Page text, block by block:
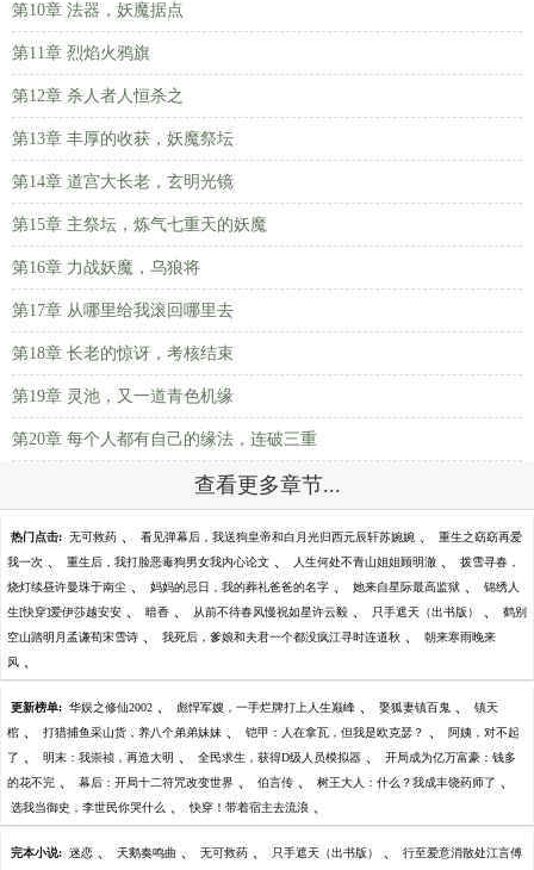
第10章 法器，妖魔据点
第11章 烈焰火鸦旗
第12章 杀人者人恒杀之
第13章 丰厚的收获，妖魔祭坛
第14章 道宫大长老，玄明光镜
第15章 主祭坛，炼气七重天的妖魔
第16章 力战妖魔，乌狼将
第17章 从哪里给我滚回哪里去
第18章 长老的惊讶，考核结束
第19章 灵池，又一道青色机缘
第20章 每个人都有自己的缘法，连破三重
查看更多章节...
热门点击: 无可救药 、 看见弹幕后，我送狗皇帝和白月光归西元辰轩苏婉婉 、 重生之窈窈再爱
我一次 、 重生后，我打脸恶毒狗男女我内心论文 、 人生何处不青山姐姐顾明澈 、 拨雪寻春，
烧灯续昼许曼珠于南尘 、 妈妈的忌日，我的葬礼爸爸的名字 、 她来自星际最高监狱 、 锦绣人
生[快穿]爱伊莎越安安 、 暗香 、 从前不待春风慢祝如星许云毅 、 只手遮天（出书版） 、 鹤别
空山踏明月孟谦荀宋雪诗 、 我死后，爹娘和夫君一个都没疯江寻时连道秋 、 朝来寒雨晚来
风 、
更新榜单: 华娱之修仙2002 、 彪悍军嫂，一手烂牌打上人生巅峰 、 娶狐妻镇百鬼 、 镇天
棺 、 打猎捕鱼采山货，养八个弟弟妹妹 、 铠甲：人在拿瓦，但我是欧克瑟？ 、 阿姨，对不起
了 、 明末：我崇祯，再造大明 、 全民求生，获得D级人员模拟器 、 开局成为亿万富豪：钱多
的花不完 、 幕后：开局十二符咒改变世界 、 伯言传 、 树王大人：什么？我成丰饶药师了 、
选我当御史，李世民你哭什么 、 快穿！带着宿主去流浪 、
完本小说: 迷恋 、 天鹅奏鸣曲 、 无可救药 、 只手遮天（出书版） 、 行至爱意消散处江言傅